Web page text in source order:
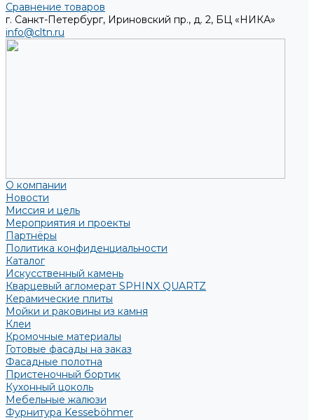
Сравнение товаров
г. Санкт-Петербург, Ириновский пр., д. 2, БЦ «НИКА»
info@cltn.ru
О компании
Новости
Миссия и цель
Мероприятия и проекты
Партнёры
Политика конфиденциальности
Каталог
Искусственный камень
Кварцевый агломерат SPHINX QUARTZ
Керамические плиты
Мойки и раковины из камня
Клеи
Кромочные материалы
Готовые фасады на заказ
Фасадные полотна
Пристеночный бортик
Кухонный цоколь
Мебельные жалюзи
Фурнитура Kesseböhmer